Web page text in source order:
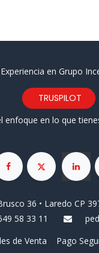
en Grupo
TRUSPILOT
enfoque en lo que
36 • Laredo CP
58 33 11
de Venta Pago